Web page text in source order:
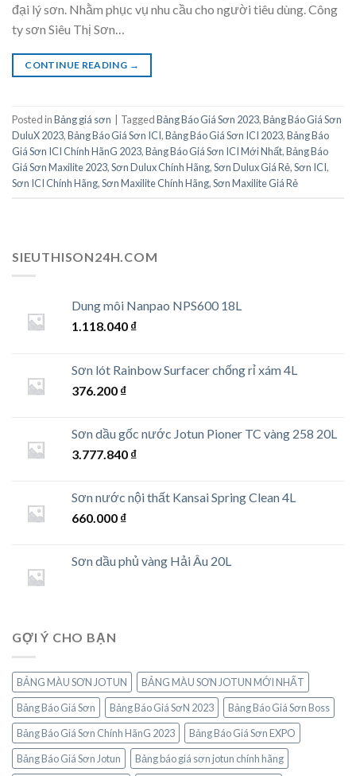
đại lý sơn. Nhằm phục vụ nhu cầu cho người tiêu dùng. Công
ty sơn Siêu Thị Sơn…
CONTINUE READING →
Posted inBảng giá sơn TaggedBảng Báo Giá Sơn 2023,Bảng Báo Giá Sơn
DuluX 2023,Bảng Báo Giá Sơn ICI,Bảng Báo Giá Sơn ICI 2023,Bảng Báo
Giá Sơn ICI Chính HãnG 2023,Bảng Báo Giá Sơn ICI Mới Nhất,Bảng Báo
Giá Sơn Maxilite 2023,Sơn Dulux Chính Hãng,Sơn Dulux Giá Rẻ,Sơn ICI,
Sơn ICI Chính Hãng,Sơn Maxilite Chính Hãng,Sơn Maxilite Giá Rẻ
SIEUTHISON24H.COM
Dung môi Nanpao NPS600 18L
1.118.040 ₫
Sơn lót Rainbow Surfacer chống rỉ xám 4L
376.200 ₫
Sơn dầu gốc nước Jotun Pioner TC vàng 258 20L
3.777.840 ₫
Sơn nước nội thất Kansai Spring Clean 4L
660.000 ₫
Sơn dầu phủ vàng Hải Âu 20L
GỢI Ý CHO BẠN
BẢNG MÀU SƠN JOTUN
BẢNG MÀU SƠN JOTUN MỚI NHẤT
Bảng Báo Giá Sơn
Bảng Báo Giá SơN 2023
Bảng Báo Giá Sơn Boss
Bảng Báo Giá Sơn Chính HãnG 2023
Bảng Báo Giá Sơn EXPO
Bảng Báo Giá Sơn Jotun
Bảng báo giá sơn jotun chính hãng